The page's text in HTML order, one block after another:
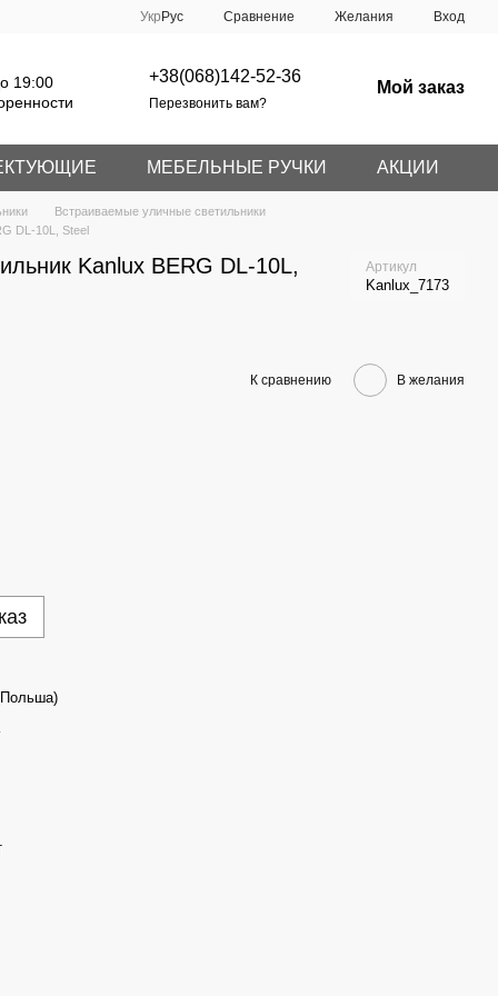
Укр Рус Сравнение Желания Вход
19:00
+38(068)142-52-36
Перезвонить вам?
Мой заказ
МЕБЕЛЬНЫЕ РУЧКИ АКЦИИ
Встраиваемые уличные светильники
DL-10L, Steel
Kanlux BERG DL-10L,
Артикул
Kanlux_7173
К сравнению В желания